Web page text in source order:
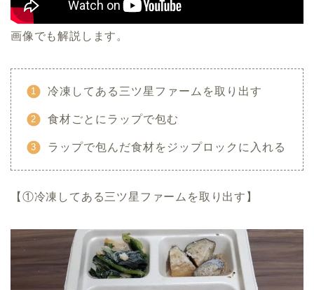
画像でも解説します。
冷凍してある三ツ星ファームを取り出す
食材ごとにラップで包む
ラップで包んだ食材をジップロックに入れる
【①冷凍してある三ツ星ファームを取り出す】